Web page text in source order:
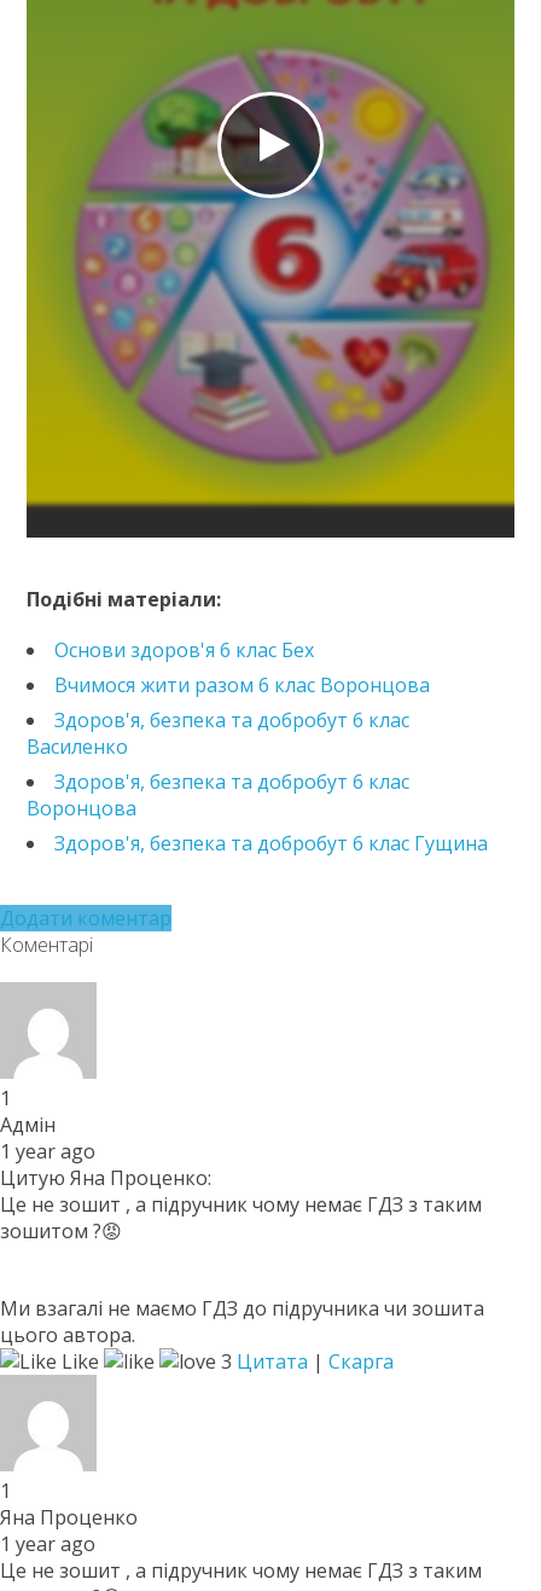
Подібні матеріали:
Основи здоров'я 6 клас Бех
Вчимося жити разом 6 клас Воронцова
Здоров'я, безпека та добробут 6 клас
Василенко
Здоров'я, безпека та добробут 6 клас
Воронцова
Здоров'я, безпека та добробут 6 клас Гущина
Додати коментар
Коментарі
1
Адмін
1 year ago
Цитую Яна Проценко:
Це не зошит , а підручник чому немає ГДЗ з таким
зошитом ?😡
Ми взагалі не маємо ГДЗ до підручника чи зошита
цього автора.
Like
3 Цитата | Скарга
1
Яна Проценко
1 year ago
Це не зошит , а підручник чому немає ГДЗ з таким